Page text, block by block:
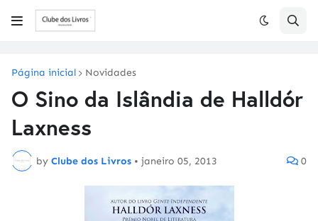
Página inicial Novidades
O Sino da Islândia de Halldór
Laxness
by Clube dos Livros • janeiro 05, 2013 0